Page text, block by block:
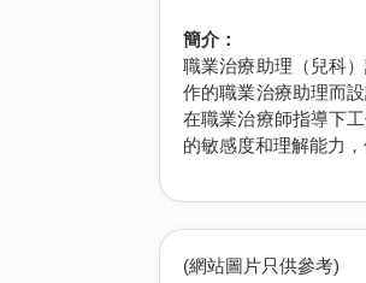
簡介：
職業治療助理（兒科
作的職業治療助理而
在職業治療師指導下
的敏感度和理解能力
(網站圖片只供參考)